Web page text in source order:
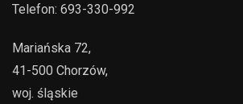
Telefon: 693-330-992
Mariańska 72,
41-500 Chorzów,
woj. śląskie